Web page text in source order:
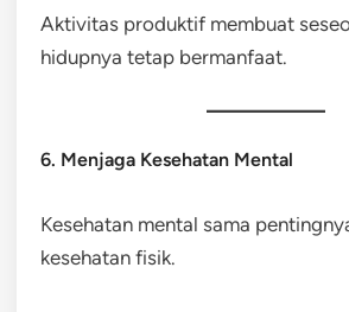
Aktivitas produktif membuat
hidupnya tetap bermanfaat.
6. Menjaga Kesehatan Mental
Kesehatan mental sama
kesehatan fisik.